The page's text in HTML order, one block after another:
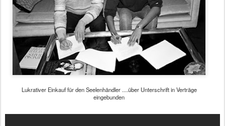
Lukrativer Einkauf für den Seelenhändler ....über Unterschrift in Verträge
eingebunden